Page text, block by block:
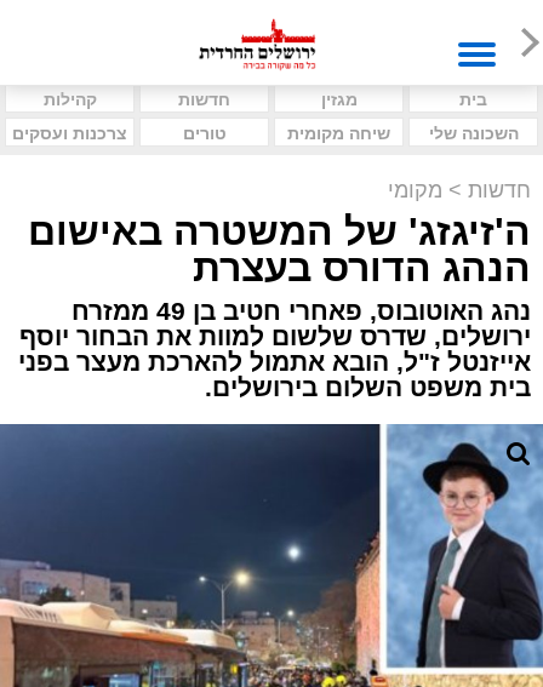
בית מגזין חדשות
קהילות
השכונה שלי
שיחה מקומית טורים צרכנות ועסקים
חדשות > מקומי
ה'זיגזג' של המשטרה באישום
הנהג הדורס בעצרת
נהג האוטובוס, פאחרי חטיב בן 49 ממזרח
ירושלים, שדרס שלשום למוות את הבחור יוסף
אייזנטל ז"ל, הובא אתמול להארכת מעצר בפני
בית משפט השלום בירושלים.